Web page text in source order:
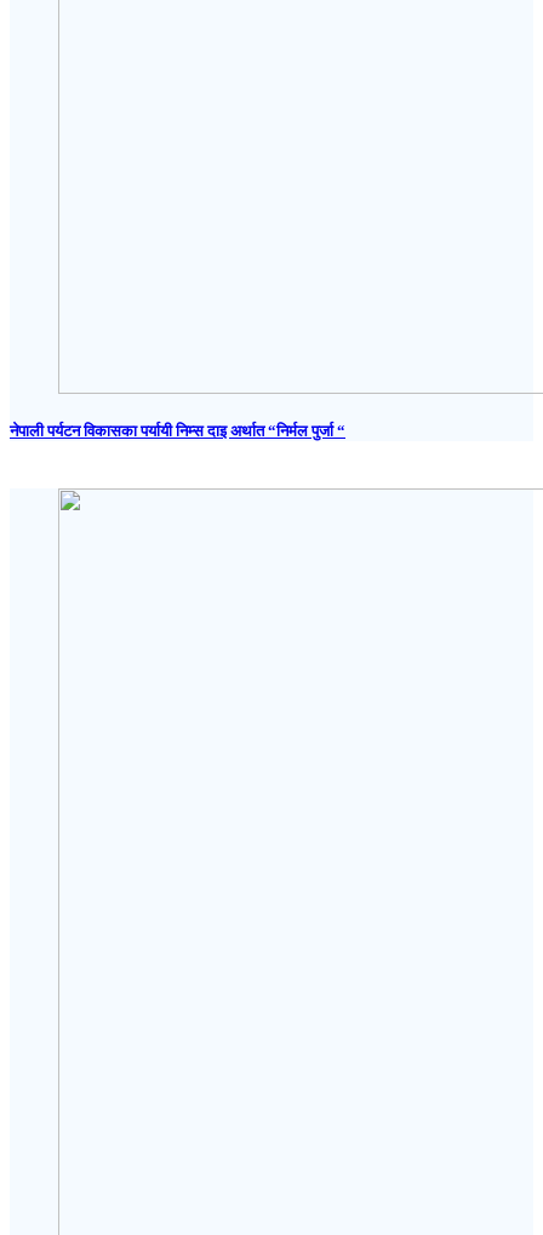
नेपाली पर्यटन विकासका पर्यायी निम्स दाइ अर्थात “निर्मल पुर्जा “